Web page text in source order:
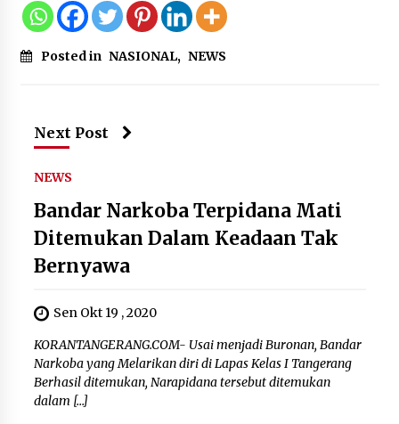
Posted in NASIONAL, NEWS
Next Post
NEWS
Bandar Narkoba Terpidana Mati
Ditemukan Dalam Keadaan Tak
Bernyawa
Sen Okt 19 , 2020
KORANTANGERANG.COM- Usai menjadi Buronan, Bandar
Narkoba yang Melarikan diri di Lapas Kelas I Tangerang
Berhasil ditemukan, Narapidana tersebut ditemukan
dalam […]